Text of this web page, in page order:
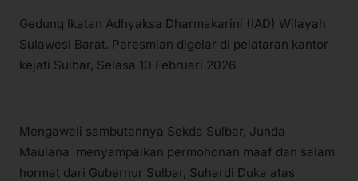
Gedung Ikatan Adhyaksa Dharmakarini (IAD) Wilayah
Sulawesi Barat. Peresmian digelar di pelataran kantor
kejati Sulbar, Selasa 10 Februari 2026.
Mengawali sambutannya Sekda Sulbar, Junda
Maulana menyampaikan permohonan maaf dan salam
hormat dari Gubernur Sulbar, Suhardi Duka atas